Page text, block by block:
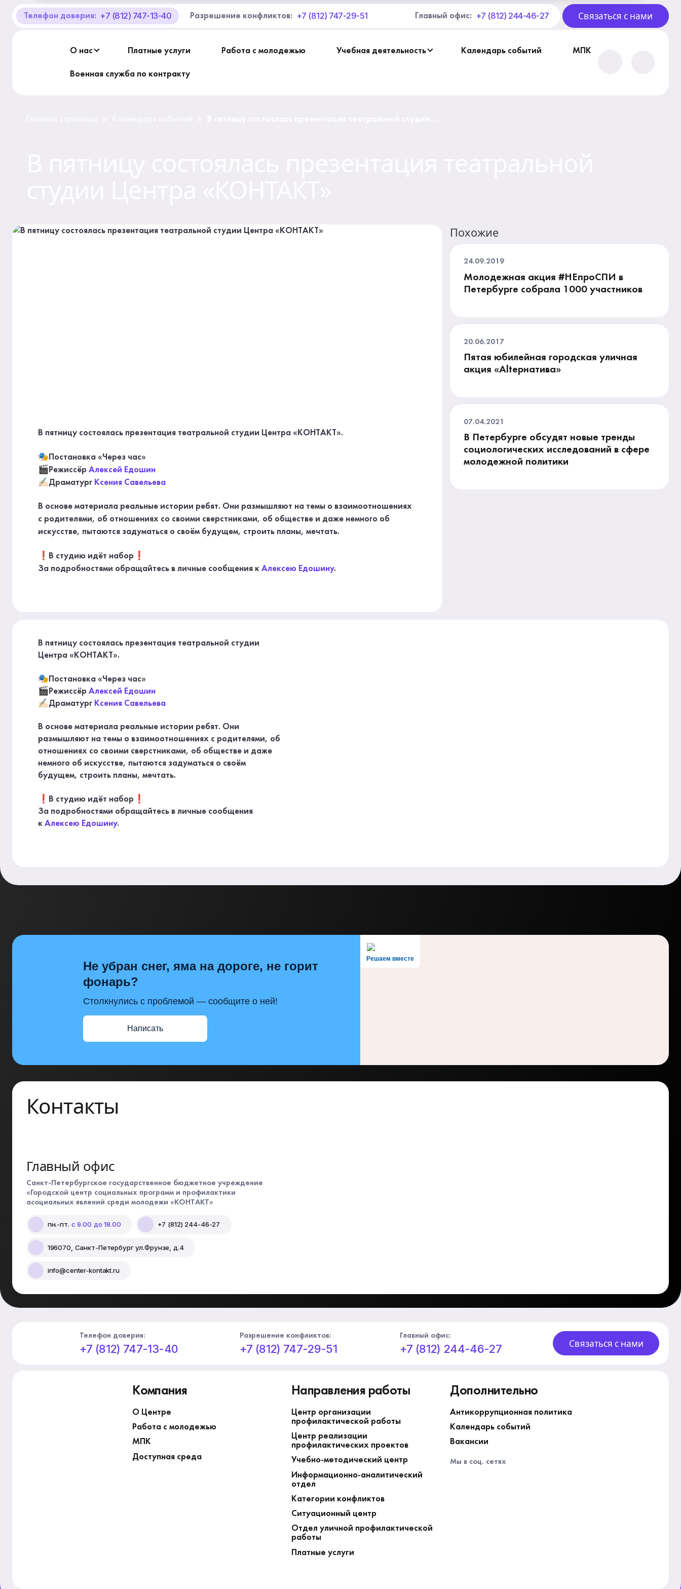
Телефон доверия: +7 (812) 747-13-40 Разрешение конфликтов: +7 (812) 747-29-51 Главный офис: +7 (812) 244-46-27 Связаться с нами
О нас Платные услуги Работа с молодежью Учебная деятельность Календарь событий МПК
Военная служба по контракту
В пятницу состоялась презентация театральной студии Центра «КОНТАКТ».
🎭Постановка «Через час»
🎬РежиссёрАлексей Едошин
✍🏻Драматург Ксения Савельева
В основе материала реальные истории ребят. Они размышляют на темы о взаимоотношениях
с родителями, об отношениях со своими сверстниками, об обществе и даже немного об
искусстве, пытаются задуматься о своём будущем, строить планы, мечтать.
❗В студию идёт набор❗
За подробностями обращайтесь в личные сообщения кАлексею Едошину.
Похожие
24.09.2019
Молодежная акция #НЕпроСПИ в
Петербурге собрала 1000 участников
20.06.2017
Пятая юбилейная городская уличная
акция «Alteрнатива»
07.04.2021
В Петербурге обсудят новые тренды
социологических исследований в сфере
молодежной политики
В пятницу состоялась презентация театральной студии
Центра «КОНТАКТ».
🎭Постановка «Через час»
🎬РежиссёрАлексей Едошин
✍🏻Драматург Ксения Савельева
В основе материала реальные истории ребят. Они
размышляют на темы о взаимоотношениях с родителями, об
отношениях со своими сверстниками, об обществе и даже
немного об искусстве, пытаются задуматься о своём
будущем, строить планы, мечтать.
❗В студию идёт набор❗
За подробностями обращайтесь в личные сообщения
кАлексею Едошину.
Решаем вместе
Не убран снег, яма на дороге, не горит
фонарь?
Столкнулись с проблемой — сообщите о ней!
Написать
Контакты
Главный офис
Санкт-Петербургское государственное бюджетное учреждение
«Городской центр социальных программ и профилактики
асоциальных явлений среди молодежи «КОНТАКТ»
пн.-пт. с 9.00 до 18.00 +7 (812) 244-46-27
196070, Санкт-Петербург ул.Фрунзе, д.4
info@center-kontakt.ru
Связаться с нами
Телефон доверия:
+7 (812) 747-13-40
Разрешение конфликтов:
+7 (812) 747-29-51
Главный офис:
+7 (812) 244-46-27
Компания
О Центре
Работа с молодежью
МПК
Доступная среда
Направления работы
Центр организации
профилактической работы
Центр реализации
профилактических проектов
Учебно-методический центр
Информационно-аналитический
отдел
Категории конфликтов
Ситуационный центр
Отдел уличной профилактической
работы
Платные услуги
Дополнительно
Антикоррупционная политика
Календарь событий
Вакансии
Мы в соц. сетях
О Центре «КОНТАКТ»